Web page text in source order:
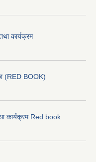
कार्यक्रम
(RED BOOK)
कार्यक्रम Red book